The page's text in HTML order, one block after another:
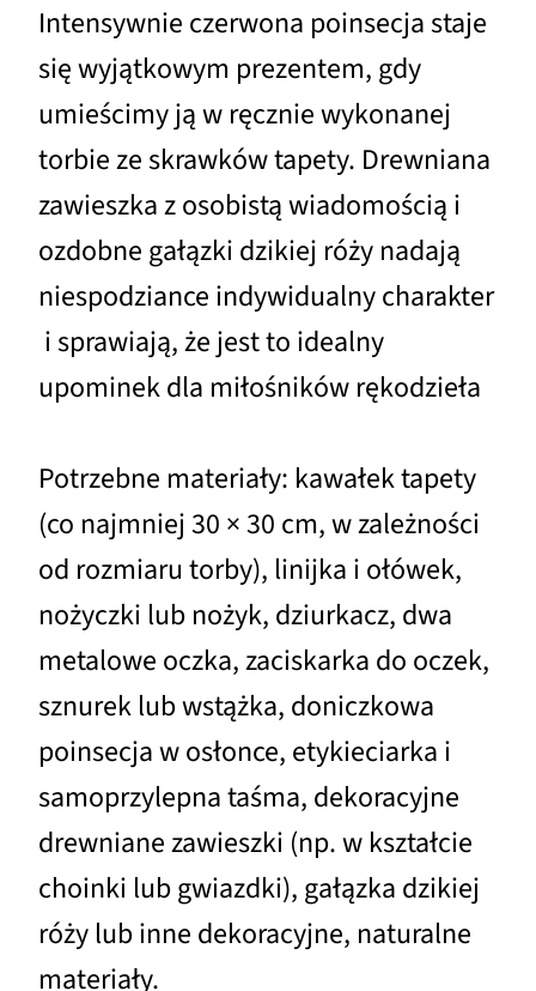
Intensywnie czerwona poinsecja staje
się wyjątkowym prezentem, gdy
umieścimy ją w ręcznie wykonanej
torbie ze skrawków tapety. Drewniana
zawieszka z osobistą wiadomością i
ozdobne gałązki dzikiej róży nadają
niespodziance indywidualny charakter
i sprawiają, że jest to idealny
upominek dla miłośników rękodzieła
Potrzebne materiały: kawałek tapety
(co najmniej 30 × 30 cm, w zależności
od rozmiaru torby), linijka i ołówek,
nożyczki lub nożyk, dziurkacz, dwa
metalowe oczka, zaciskarka do oczek,
sznurek lub wstążka, doniczkowa
poinsecja w osłonce, etykieciarka i
samoprzylepna taśma, dekoracyjne
drewniane zawieszki (np. w kształcie
choinki lub gwiazdki), gałązka dzikiej
róży lub inne dekoracyjne, naturalne
materiały.